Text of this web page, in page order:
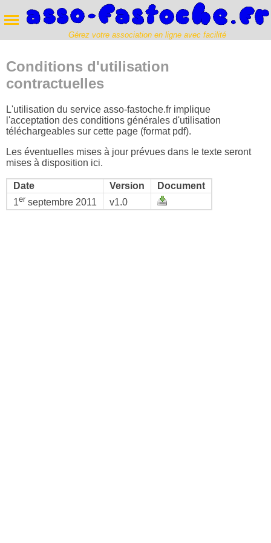
Gérez votre association en ligne avec facilité
Conditions d'utilisation
contractuelles
L'utilisation du service asso-fastoche.fr implique
l'acceptation des conditions générales d'utilisation
téléchargeables sur cette page (format pdf).
Les éventuelles mises à jour prévues dans le texte seront
mises à disposition ici.
Date Version
Document
1er septembre 2011 v1.0